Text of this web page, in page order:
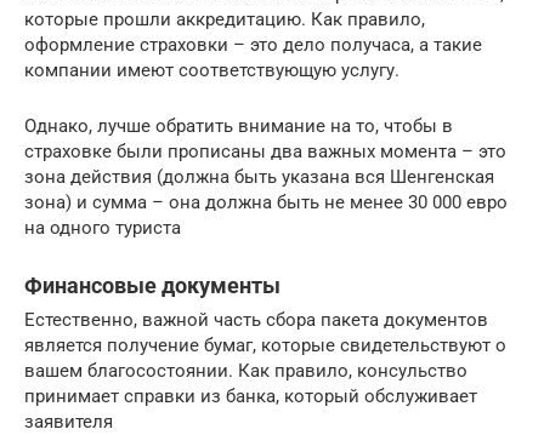
которые прошли аккредитацию. Как правило,
оформление страховки – это дело получаса, а такие
компании имеют соответствующую услугу.
Однако, лучше обратить внимание на то, чтобы в
страховке были прописаны два важных момента – это
зона действия (должна быть указана вся Шенгенская
зона) и сумма – она должна быть не менее 30 000 евро
на одного туриста
Финансовые документы
Естественно, важной часть сбора пакета документов
является получение бумаг, которые свидетельствуют о
вашем благосостоянии. Как правило, консульство
принимает справки из банка, который обслуживает
заявителя